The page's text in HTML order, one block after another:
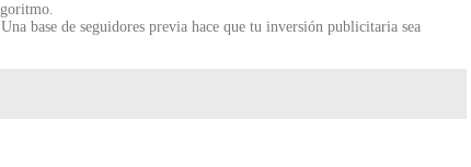
base de seguidores previa hace que tu inversión publicitaria sea